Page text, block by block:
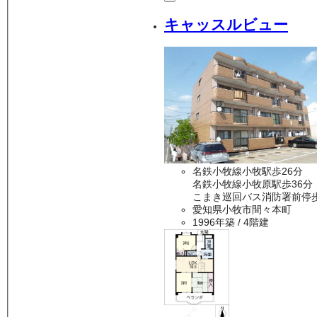
キャッスルビュー
名鉄小牧線小牧駅歩26分
名鉄小牧線小牧原駅歩36分
こまき巡回バス消防署前停
愛知県小牧市間々本町
1996年築 / 4階建